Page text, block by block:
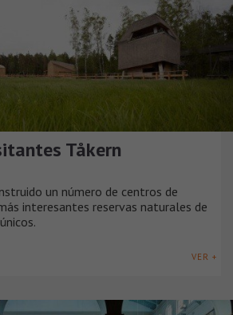
Tåkern
un número de centros de
interesantes reservas naturales de
VER +